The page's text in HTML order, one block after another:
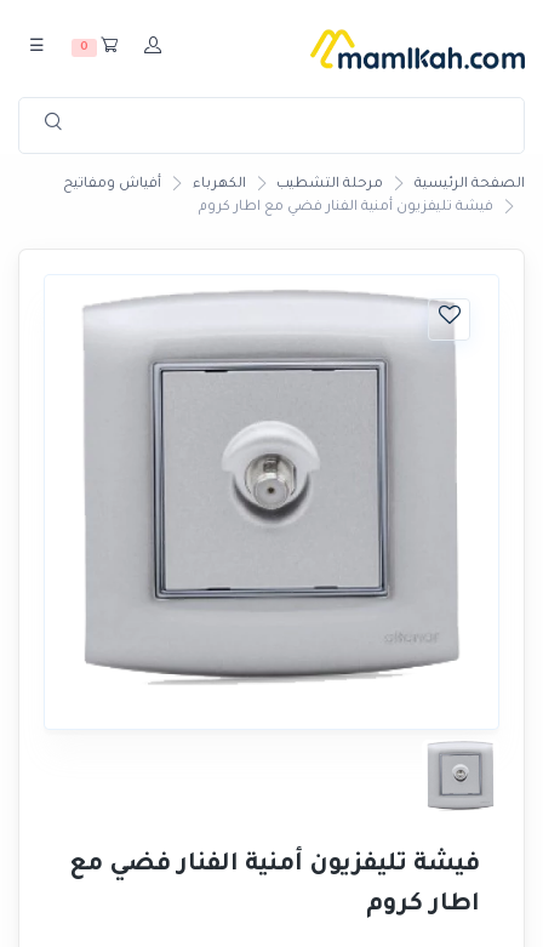
0
☰
الصفحة الرئيسية مرحلة التشطيب الكهرباء
أفياش ومفاتيح
فيشة تليفزيون أمنية الفنار فضي مع اطار كروم
فيشة تليفزيون أمنية الفنار فضي مع
اطار كروم